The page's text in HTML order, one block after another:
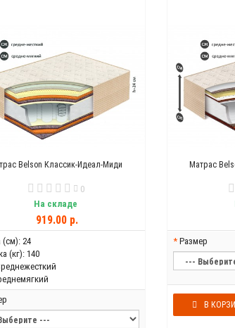
Belson Классик-Идеал-Миди
0
На складе
919.00 р.
(см): 24
(кг): 140
Матрас
Размер
В